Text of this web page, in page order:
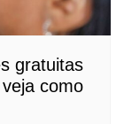
gratuitas
como